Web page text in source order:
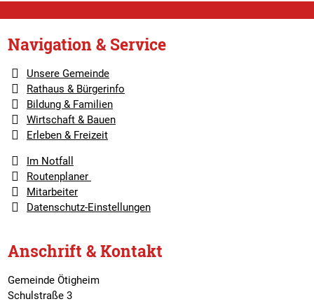
Navigation & Service
Unsere Gemeinde
Rathaus & Bürgerinfo
Bildung & Familien
Wirtschaft & Bauen
Erleben & Freizeit
Im Notfall
Routenplaner
Mitarbeiter
Datenschutz-Einstellungen
Anschrift & Kontakt
Gemeinde Ötigheim
Schulstraße 3